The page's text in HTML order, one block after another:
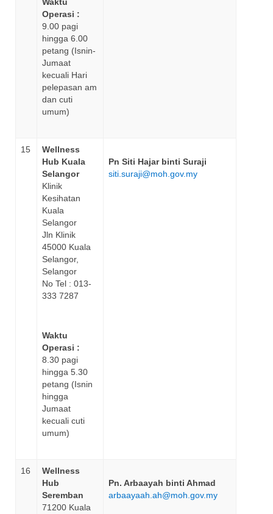
Operasi :
9.00 pagi
hingga 6.00
petang (Isnin-
Jumaat
kecuali Hari
pelepasan am
dan cuti
umum)
15
Wellness
Hub Kuala
Selangor
Klinik
Kesihatan
Kuala
Selangor
Jln Klinik
45000 Kuala
Selangor,
Selangor
No Tel : 013-
333 7287
Waktu
Operasi :
8.30 pagi
hingga 5.30
petang (Isnin
hingga
Jumaat
kecuali cuti
umum)
Pn Siti Hajar binti Suraji
siti.suraji@moh.gov.my
16
Wellness
Hub
Seremban
71200 Kuala
Pn. Arbaayah binti Ahmad
arbaayaah.ah@moh.gov.my